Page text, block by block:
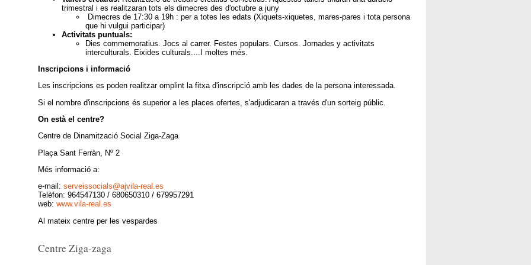
trimestral i es realitzaran tots els dimecres des d'octubre a juny
Dimecres de 17:30 a 19h : per a totes les edats (Xiquets-xiquetes, mares-pares i tota persona
que hi vulgui participar)
Activitats puntuals:
Dies commemoratius. Jocs al carrer. Festes populars. Cursos. Jornades y activitats
interculturals. Eixides culturals....I moltes més.
Inscripcions i informació
Les inscripcions es poden realitzar omplint la fitxa d'inscripció amb les dades de la persona interessada.
Si el nombre d'inscripcions és superior a les places ofertes, s'adjudicaran a través d'un sorteig públic.
On està el centre?
Centre de Dinamització Social Ziga-Zaga
Plaça Sant Ferràn, Nº 2
Més informació a:
e-mail: serveissocials@ajvila-real.es
Telèfon: 964547130 / 680650310 / 679957291
web: www.vila-real.es
Al mateix centre per les vespardes
Centre Ziga-zaga